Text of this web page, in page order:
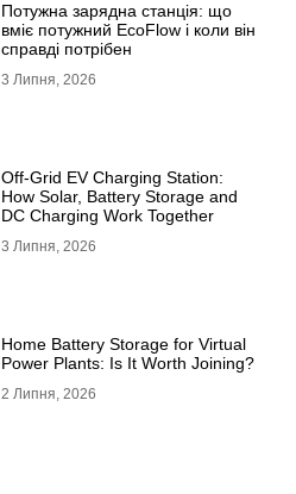
Потужна зарядна станція: що
вміє потужний EcoFlow і коли він
справді потрібен
3 Липня, 2026
Off-Grid EV Charging Station:
How Solar, Battery Storage and
DC Charging Work Together
3 Липня, 2026
Home Battery Storage for Virtual
Power Plants: Is It Worth Joining?
2 Липня, 2026